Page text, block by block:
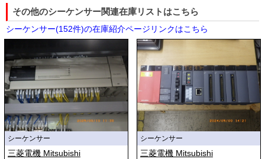
その他のシーケンサー関連在庫リストはこちら
シーケンサー(152件)の在庫紹介ページリンクはこちら
シーケンサー
三菱電機 Mitsubishi
シーケンサー
三菱電機 Mitsubishi